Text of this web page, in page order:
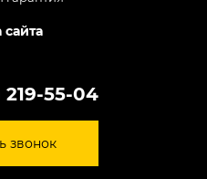
сайта
219-55-04
звонок